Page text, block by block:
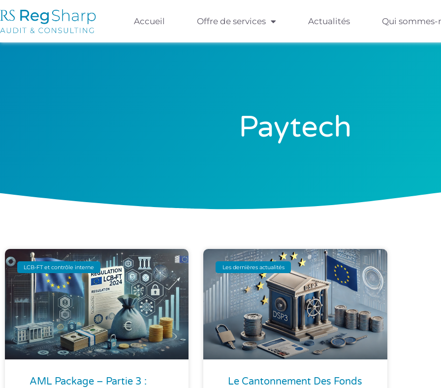
Accueil Offre de services Actualités Qui sommes-
Paytech
LCB-FT et contrôle interne
AML Package – Partie 3 :
Les dernières actualités
Le Cantonnement Des Fonds